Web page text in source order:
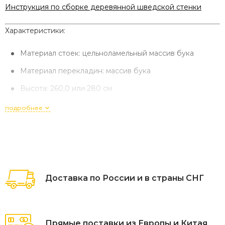
Инструкция по сборке деревянной шведской стенки
Характеристики:
Материал стоек: цельноламельный массив бука
Материал перекладин: массив бука
Высота: 260,0 или 280 см
Ширина стенки: 80,0 см или 100 см
Тип крепления: к стене
подробнее
Доставка по России и в страны СНГ